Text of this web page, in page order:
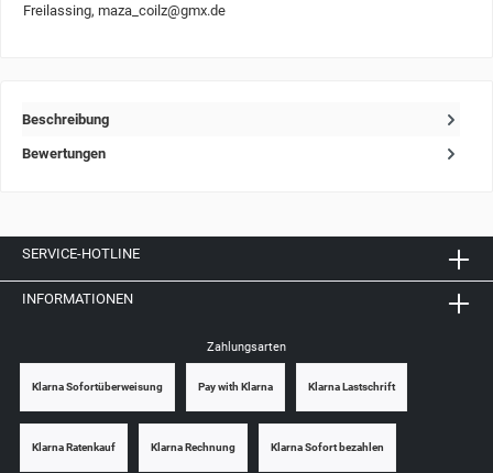
Freilassing, maza_coilz@gmx.de
Beschreibung
Bewertungen
SERVICE-HOTLINE
INFORMATIONEN
Zahlungsarten
Klarna Sofortüberweisung Pay with Klarna Klarna Lastschrift
Klarna Ratenkauf Klarna Rechnung Klarna Sofort bezahlen